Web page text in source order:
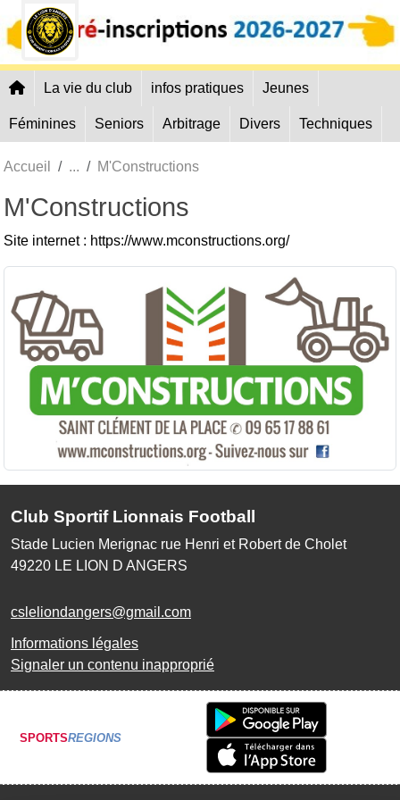
La vie du club infos pratiques Jeunes
Féminines Seniors Arbitrage Divers Techniques
Accueil M'Constructions
M'Constructions
Site internet : https://www.mconstructions.org/
Club Sportif Lionnais Football
Stade Lucien Merignac rue Henri et Robert de Cholet
49220 LE LION D ANGERS
csleliondangers@gmail.com
Informations légales
Signaler un contenu inapproprié
SPORTSREGIONS
Panneau de gestion des cookies